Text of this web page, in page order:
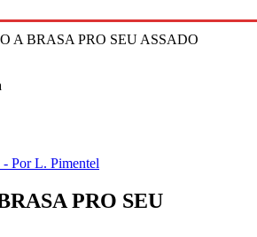
A BRASA PRO SEU ASSADO
Por L. Pimentel
PRO SEU